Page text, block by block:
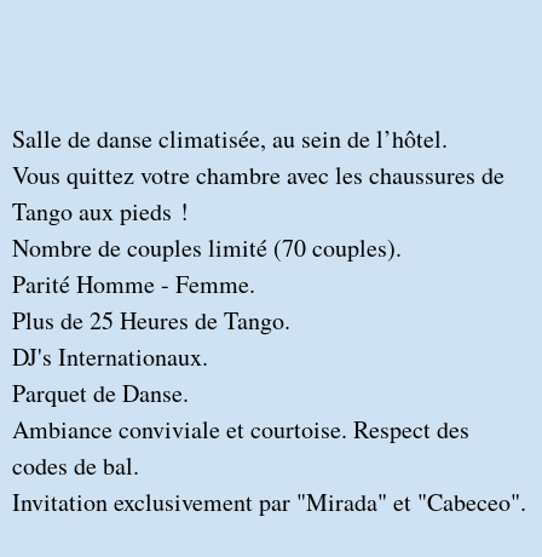
Salle de danse climatisée, au sein de l’hôtel.
Vous quittez votre chambre avec les chaussures de
Tango aux pieds !
Nombre de couples limité (70 couples).
Parité Homme - Femme.
Plus de 25 Heures de Tango.
DJ's Internationaux.
Parquet de Danse.
Ambiance conviviale et courtoise. Respect des
codes de bal.
Invitation exclusivement par "Mirada" et "Cabeceo".